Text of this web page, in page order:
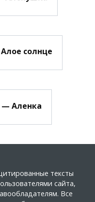
солнце
— Аленка
тексты
сайта,
Все